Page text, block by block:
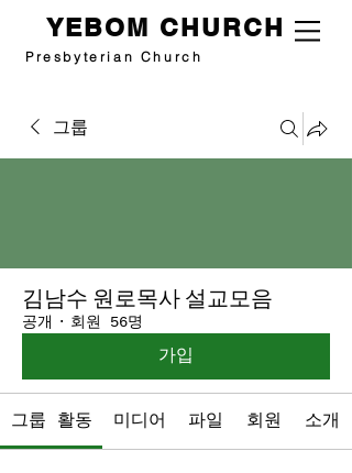
Presbyterian Church
YEBOM CHURCH
그룹
김남수 원로목사 설교모음
공개 · 회원 56명
가입
그룹 활동 미디어 파일 회원 소개